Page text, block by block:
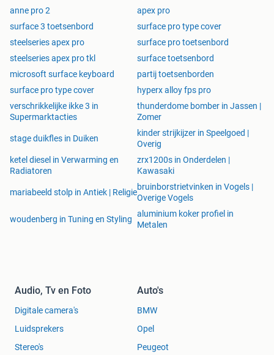
anne pro 2
apex pro
surface 3 toetsenbord
surface pro type cover
steelseries apex pro
surface pro toetsenbord
steelseries apex pro tkl
surface toetsenbord
microsoft surface keyboard
partij toetsenborden
surface pro type cover
hyperx alloy fps pro
verschrikkelijke ikke 3 in
Supermarktacties
thunderdome bomber in Jassen |
Zomer
stage duikfles in Duiken
kinder strijkijzer in Speelgoed |
Overig
ketel diesel in Verwarming en
Radiatoren
zrx1200s in Onderdelen |
Kawasaki
mariabeeld stolp in Antiek | Religie
bruinborstrietvinken in Vogels |
Overige Vogels
woudenberg in Tuning en Styling
aluminium koker profiel in
Metalen
Audio, Tv en Foto
Digitale camera's
Luidsprekers
Stereo's
Auto's
BMW
Opel
Peugeot